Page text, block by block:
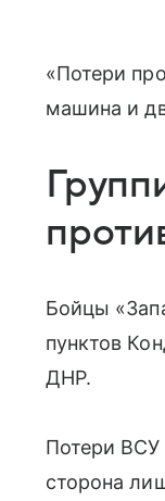
«Потери
машина и
Бойцы
пунктов
ДНР.
Потери ВСУ
сторона